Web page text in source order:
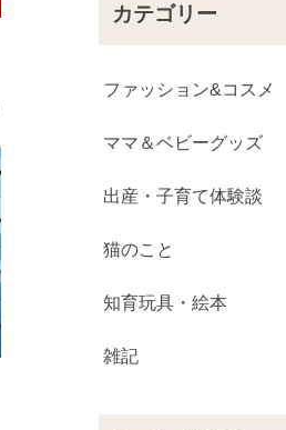
カテゴリー
ファッション&コスメ
ママ＆ベビーグッズ
出産・子育て体験談
猫のこと
知育玩具・絵本
雑記